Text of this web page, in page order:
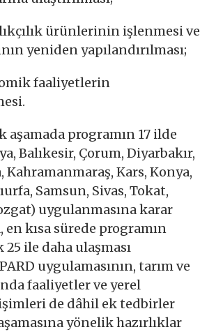
ürünlerinin işlenmesi ve
yeniden yapılandırılması;
faaliyetlerin
aşamada programın 17 ilde
Balıkesir, Çorum, Diyarbakır,
Kahramanmaraş, Kars, Konya,
Samsun, Sivas, Tokat,
uygulanmasına karar
en kısa sürede programın
ile daha ulaşması
uygulamasının, tarım ve
faaliyetler ve yerel
de dâhil ek tedbirler
yönelik hazırlıklar